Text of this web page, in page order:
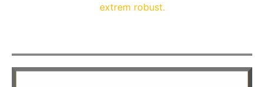
extrem robust.